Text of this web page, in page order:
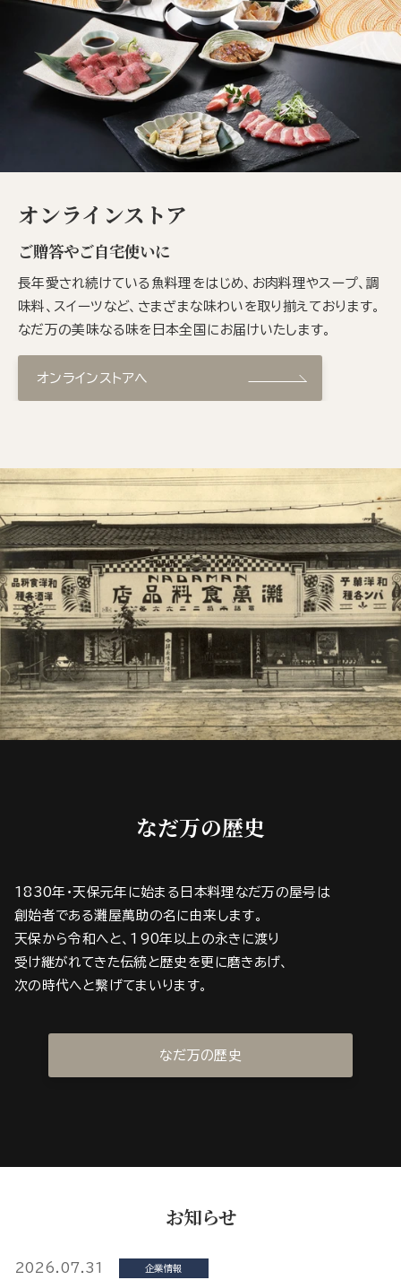
オンラインストア
ご贈答やご自宅使いに
長年愛され続けている魚料理をはじめ、お肉料理やスープ、調
味料、スイーツなど、さまざまな味わいを取り揃えております。
なだ万の美味なる味を日本全国にお届けいたします。
オンラインストアへ
なだ万の歴史
1830年・天保元年に始まる日本料理なだ万の屋号は
創始者である灘屋萬助の名に由来します。
天保から令和へと、190年以上の永きに渡り
受け継がれてきた伝統と歴史を更に磨きあげ、
次の時代へと繋げてまいります。
なだ万の歴史
お知らせ
2026.07.31 企業情報